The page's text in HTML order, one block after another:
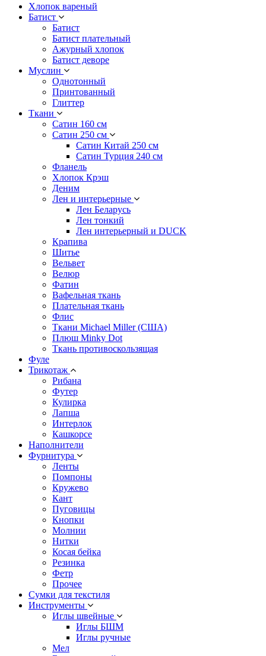
Хлопок вареный
Батист
Батист
Батист плательный
Ажурный хлопок
Батист деворе
Муслин
Однотонный
Принтованный
Глиттер
Ткани
Сатин 160 см
Сатин 250 см
Сатин Китай 250 см
Сатин Турция 240 см
Фланель
Хлопок Крэш
Деним
Лен и интерьерные
Лен Беларусь
Лен тонкий
Лен интерьерный и DUCK
Крапива
Шитье
Вельвет
Велюр
Фатин
Вафельная ткань
Плательная ткань
Флис
Ткани Michael Miller (США)
Плюш Minky Dot
Ткань противоскользящая
Фуле
Трикотаж
Рибана
Футер
Кулирка
Лапша
Интерлок
Кашкорсе
Наполнители
Фурнитура
Ленты
Помпоны
Кружево
Кант
Пуговицы
Кнопки
Молнии
Нитки
Косая бейка
Резинка
Фетр
Прочее
Сумки для текстиля
Инструменты
Иглы швейные
Иглы БШМ
Иглы ручные
Мел